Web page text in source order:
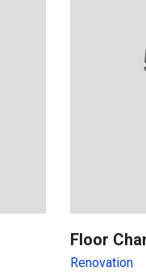
Floor
Renovation